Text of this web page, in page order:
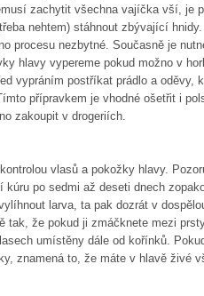
zachytit všechna vajíčka vší, je
nehtem) stáhnout zbývající
procesu nezbytné. Současně je
hlavy vypereme pokud možno v
vypráním postříkat prádlo a oděvy,
přípravkem je vhodné ošetřit i
zakoupit v drogeriích.
vlasů a pokožky hlavy.
po sedmi až deseti dnech
larva, ta pak dozrát v
že pokud ji zmáčknete mezi
umístěny dále od kořínků.
znamená to, že máte v hlavě živé